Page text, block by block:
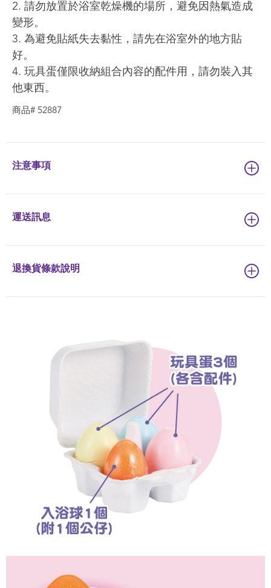
2. 請勿放置於浴室乾燥機的場所，避免因熱氣造成
變形。
3. 為避免貼紙失去黏性，請先在浴室外的地方貼
好。
4. 玩具蛋僅限收納組合內容的配件用，請勿裝入其
他東西。
商品# 52887
注意事項
運送訊息
退換貨條款說明